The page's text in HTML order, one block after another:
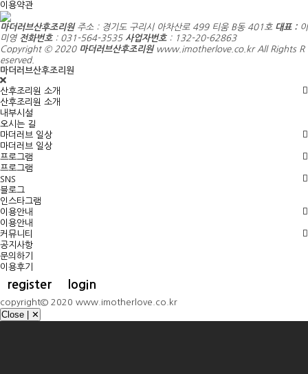
이용약관
마더러브산후조리원주소 : 경기도 구리시 아차산로 499 티움 B동 401호 대표 : 이
미영 전화번호: 031-564-3535 사업자번호: 132-20-62863
Copyright © 2020 마더러브산후조리원www.imotherlove.co.kr All Rights R
eserved.
마더러브산후조리원
산후조리원 소개
산후조리원 소개
내부시설
오시는 길
마더러브 일상
마더러브 일상
프로그램
프로그램
SNS
블로그
인스타그램
이용안내
이용안내
커뮤니티
공지사항
문의하기
이용후기
register login
copyright© 2020 www.imotherlove.co.kr
Close | ✕